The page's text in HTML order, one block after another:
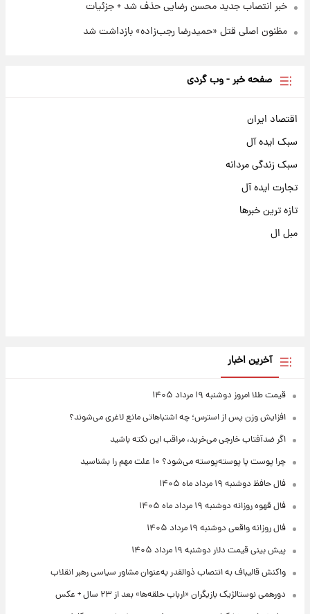
خبر انتصاب جدید محسن رضایی حذف شد + جزئیات
مظنون اصلی قتل «حمیدرضا رجب‌زاده» بازداشت شد
صفحه خبر - وب گردی
اقتصاد ایران
سبک ایده آل
سبک زندگی مردانه
تجارت ایده آل
تازه ترین خبرها
مبل ال
آخرین اخبار
قیمت طلا امروز دوشنبه ۱۹ مرداد ۱۴۰۵
افزایش وزن پس از استرس؛ چه اشتباهاتی مانع لاغری می‌شوند؟
اگر ضدآفتاب خارجی می‌خرید، مراقب این نکته باشید
چرا پوست پا پوسته‌پوسته می‌شود؟ ۱۰ علت مهم را بشناسید
فال حافظ دوشنبه ۱۹ مرداد ماه ۱۴۰۵
فال قهوه روزانه دوشنبه ۱۹ مرداد ماه ۱۴۰۵
فال روزانه واقعی دوشنبه ۱۹ مرداد ۱۴۰۵
پیش‌ بینی قیمت دلار دوشنبه ۱۹ مرداد ۱۴۰۵
واکنش قالیباف به انتصاب ذوالقدر به‌عنوان مشاور سیاسی رهبر انقلاب
دورهمی نوستالژیک بازیگران «ارباب حلقه‌ها» بعد از ۲۳ سال + عکس